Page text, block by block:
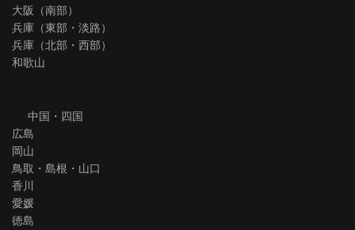
大阪（南部）
兵庫（東部・淡路）
兵庫（北部・西部）
和歌山
中国・四国
広島
岡山
鳥取・島根・山口
香川
愛媛
徳島